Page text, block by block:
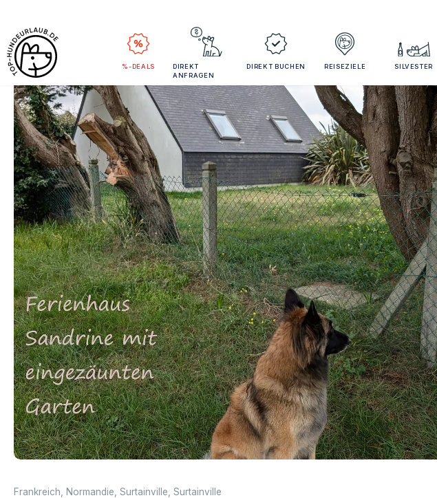
%-DEALS
DIREKT
ANFRAGEN
DIREKT BUCHEN REISEZIELE SILVESTER
Frankreich Normandie Surtainville Surtainville